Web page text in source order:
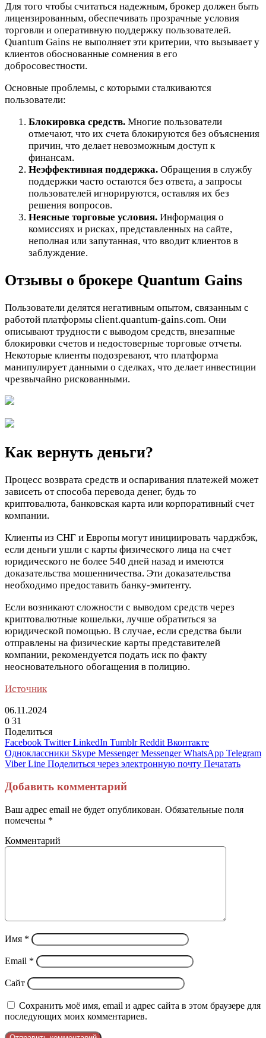
Для того чтобы считаться надежным, брокер должен быть
лицензированным, обеспечивать прозрачные условия
торговли и оперативную поддержку пользователей.
Quantum Gains не выполняет эти критерии, что вызывает у
клиентов обоснованные сомнения в его
добросовестности.
Основные проблемы, с которыми сталкиваются
пользователи:
Блокировка средств. Многие пользователи
отмечают, что их счета блокируются без объяснения
причин, что делает невозможным доступ к
финансам.
Неэффективная поддержка. Обращения в службу
поддержки часто остаются без ответа, а запросы
пользователей игнорируются, оставляя их без
решения вопросов.
Неясные торговые условия. Информация о
комиссиях и рисках, представленных на сайте,
неполная или запутанная, что вводит клиентов в
заблуждение.
Отзывы о брокере Quantum Gains
Пользователи делятся негативным опытом, связанным с
работой платформы client.quantum-gains.com. Они
описывают трудности с выводом средств, внезапные
блокировки счетов и недостоверные торговые отчеты.
Некоторые клиенты подозревают, что платформа
манипулирует данными о сделках, что делает инвестиции
чрезвычайно рискованными.
Как вернуть деньги?
Процесс возврата средств и оспаривания платежей может
зависеть от способа перевода денег, будь то
криптовалюта, банковская карта или корпоративный счет
компании.
Клиенты из СНГ и Европы могут инициировать чарджбэк,
если деньги ушли с карты физического лица на счет
юридического не более 540 дней назад и имеются
доказательства мошенничества. Эти доказательства
необходимо предоставить банку-эмитенту.
Если возникают сложности с выводом средств через
криптовалютные кошельки, лучше обратиться за
юридической помощью. В случае, если средства были
отправлены на физические карты представителей
компании, рекомендуется подать иск по факту
неосновательного обогащения в полицию.
Источник
06.11.2024
0 31
Поделиться
Facebook Twitter LinkedIn Tumblr Reddit Вконтакте
Одноклассники Skype Messenger Messenger WhatsApp Telegram
Viber Line Поделиться через электронную почту Печатать
Добавить комментарий
Ваш адрес email не будет опубликован. Обязательные поля
помечены *
Комментарий
Имя *
Email *
Сайт
Сохранить моё имя, email и адрес сайта в этом браузере для
последующих моих комментариев.